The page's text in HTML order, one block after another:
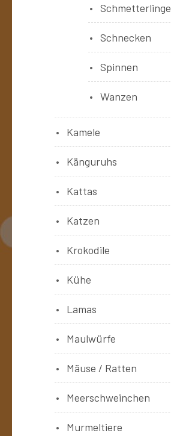
Schmetterlinge
Schnecken
Spinnen
Wanzen
Kamele
Känguruhs
Kattas
Katzen
Krokodile
Kühe
Lamas
Maulwürfe
Mäuse / Ratten
Meerschweinchen
Murmeltiere